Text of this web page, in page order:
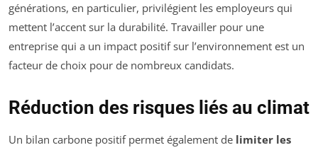
générations, en particulier, privilégient les employeurs qui
mettent l’accent sur la durabilité. Travailler pour une
entreprise qui a un impact positif sur l’environnement est un
facteur de choix pour de nombreux candidats.
Réduction des risques liés au climat
Un bilan carbone positif permet également de limiter les